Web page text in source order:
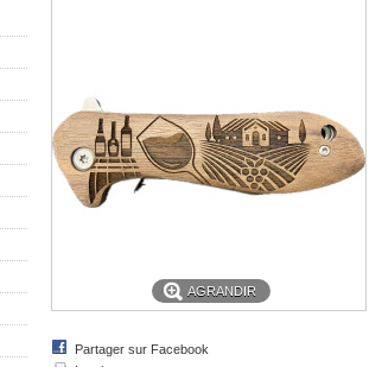
AGRANDIR
Partager sur Facebook